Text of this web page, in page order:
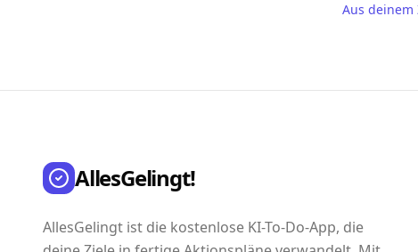
Aus
AllesGelingt!
AllesGelingt ist die kostenlose KI-To-Do-App, die